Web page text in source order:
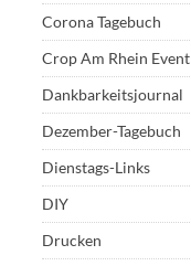
Corona Tagebuch
Crop Am Rhein Event
Dankbarkeitsjournal
Dezember-Tagebuch
Dienstags-Links
DIY
Drucken